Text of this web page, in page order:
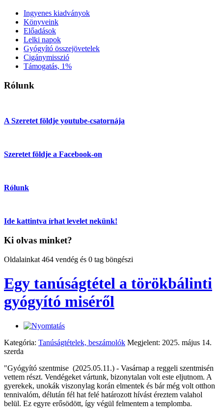
Ingyenes kiadványok
Könyveink
Előadások
Lelki napok
Gyógyító összejövetelek
Cigánymisszió
Támogatás, 1%
Rólunk
A Szeretet földje youtube-csatornája
Szeretet földje a Facebook-on
Rólunk
Ide kattintva írhat levelet nekünk!
Ki olvas minket?
Oldalainkat 464 vendég és 0 tag böngészi
Egy tanúságtétel a törökbálinti
gyógyító miséről
Kategória: Tanúságtételek, beszámolók Megjelent: 2025. május 14.
szerda
"Gyógyító szentmise (2025.05.11.) - Vasárnap a reggeli szentmisén
vettem részt. Vendégeket vártunk, bizonytalan volt este eljutnom. A
gyerekek, unokák viszonylag korán elmentek és bár még volt otthon
tennivalóm, délután fél hat felé határozott hívást éreztem valahol
belül. Ez egyre erősödött, így végül felmentem a templomba.